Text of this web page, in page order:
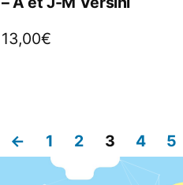
13,00€
← 1 2 3 4 5